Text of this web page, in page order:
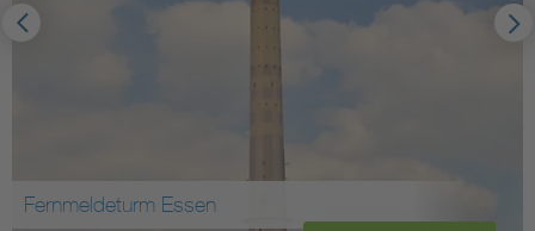
Fernmeldeturm Essen